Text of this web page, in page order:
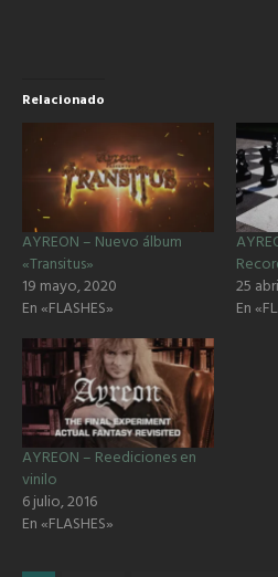
Relacionado
AYREON – Nuevo álbum
«Transitus»
19 mayo, 2020
En «FLASHES»
25
En
AYREON – Reediciones en
vinilo
6 julio, 2016
En «FLASHES»